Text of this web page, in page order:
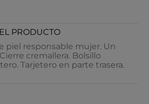
PRODUCTO
piel responsable mujer. Un
cremallera. Bolsillo
Tarjetero en parte trasera.